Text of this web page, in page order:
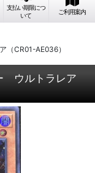
支払い期限につ
いて
ご利用案内
（CR01-AE036）
ウルトラレア